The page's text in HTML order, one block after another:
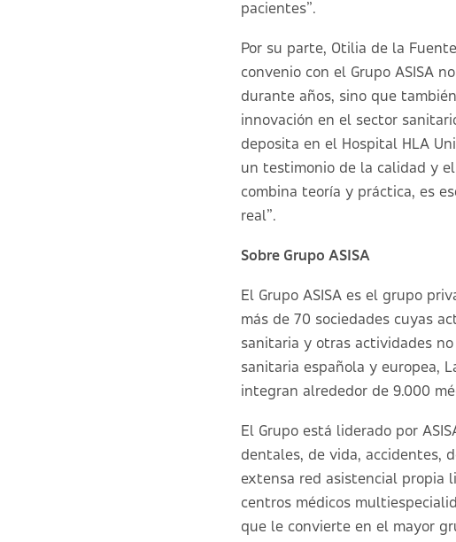
pacientes”.
Por su parte, Otilia de la
convenio con el Grupo ASISA
durante años, sino que
innovación en el sector
deposita en el Hospital HLA
un testimonio de la calidad y
combina teoría y práctica, es
real”.
Sobre Grupo ASISA
El Grupo ASISA es el grupo
más de 70 sociedades cuyas
sanitaria y otras actividades
sanitaria española y europea,
integran alrededor de 9.000
El Grupo está liderado por
dentales, de vida, accidentes,
extensa red asistencial propia
centros médicos
que le convierte en el mayor